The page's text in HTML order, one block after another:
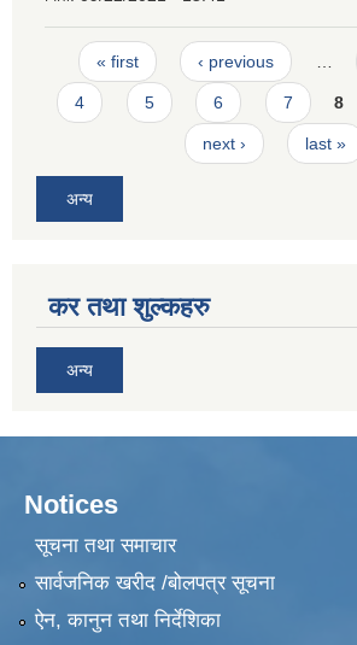
Pages
« first ‹ previous
4 5 6 7 8
next › last »
अन्य
कर तथा शुल्कहरु
अन्य
Notices
सूचना तथा समाचार
सार्वजनिक खरीद /बोलपत्र सूचना
ऐन, कानुन तथा निर्देशिका